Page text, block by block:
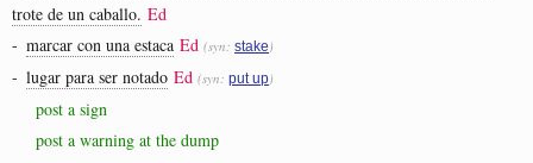
trote de un caballo. Ed
- marcar con una estaca Ed (syn: stake )
- lugar para ser notado Ed (syn: put up)
post a sign
post a warning at the dump